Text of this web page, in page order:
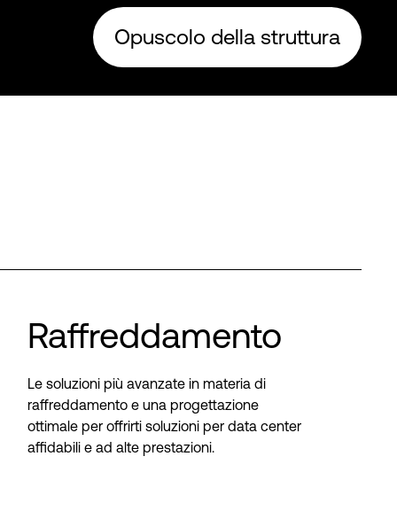
Opuscolo della struttura
Raffreddamento
Le soluzioni più avanzate in materia di
raffreddamento e una progettazione
ottimale per offrirti soluzioni per data center
affidabili e ad alte prestazioni.